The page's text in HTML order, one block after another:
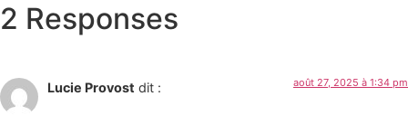
2 Responses
Lucie Provost dit : août 27, 2025 à 1:34 pm